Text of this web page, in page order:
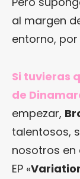
al margen
entorno,
Si tuvieras
de
empezar,
talentosos,
nosotros en
EP «